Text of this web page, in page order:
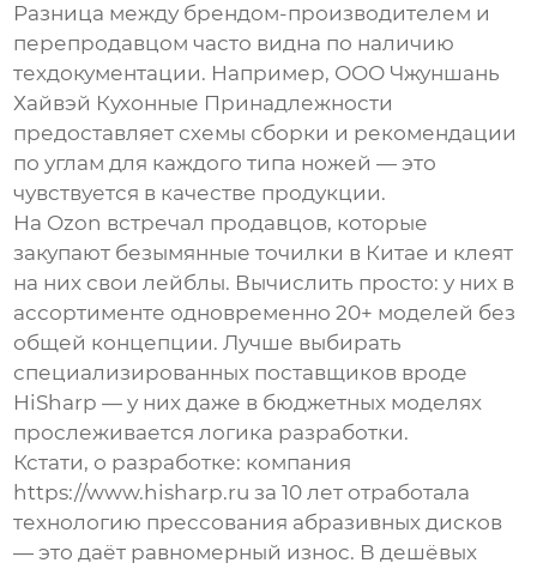
Разница между брендом-производителем и
перепродавцом часто видна по наличию
техдокументации. Например, ООО Чжуншань
Хайвэй Кухонные Принадлежности
предоставляет схемы сборки и рекомендации
по углам для каждого типа ножей — это
чувствуется в качестве продукции.
На Ozon встречал продавцов, которые
закупают безымянные точилки в Китае и клеят
на них свои лейблы. Вычислить просто: у них в
ассортименте одновременно 20+ моделей без
общей концепции. Лучше выбирать
специализированных поставщиков вроде
HiSharp — у них даже в бюджетных моделях
прослеживается логика разработки.
Кстати, о разработке: компания
https://www.hisharp.ru за 10 лет отработала
технологию прессования абразивных дисков
— это даёт равномерный износ. В дешёвых